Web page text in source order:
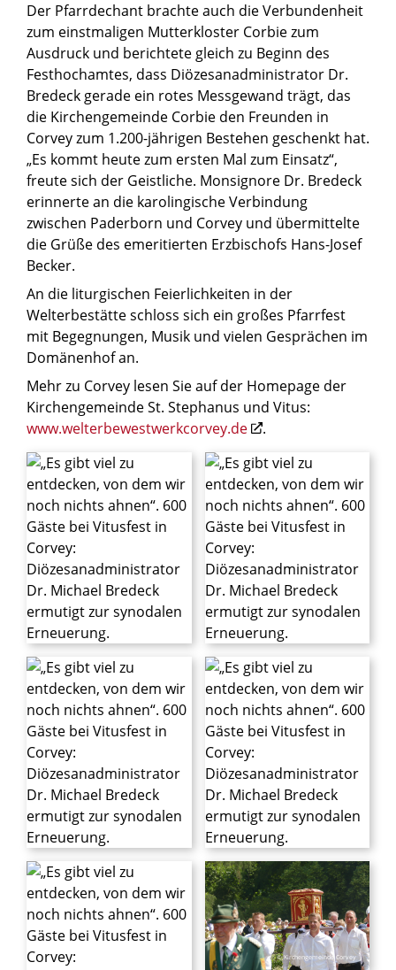
Der Pfarrdechant brachte auch die Verbundenheit
zum einstmaligen Mutterkloster Corbie zum
Ausdruck und berichtete gleich zu Beginn des
Festhochamtes, dass Diözesanadministrator Dr.
Bredeck gerade ein rotes Messgewand trägt, das
die Kirchengemeinde Corbie den Freunden in
Corvey zum 1.200-jährigen Bestehen geschenkt hat.
„Es kommt heute zum ersten Mal zum Einsatz“,
freute sich der Geistliche. Monsignore Dr. Bredeck
erinnerte an die karolingische Verbindung
zwischen Paderborn und Corvey und übermittelte
die Grüße des emeritierten Erzbischofs Hans-Josef
Becker.
An die liturgischen Feierlichkeiten in der
Welterbestätte schloss sich ein großes Pfarrfest
mit Begegnungen, Musik und vielen Gesprächen im
Domänenhof an.
Mehr zu Corvey lesen Sie auf der Homepage der
Kirchengemeinde St. Stephanus und Vitus:
www.welterbewestwerkcorvey.de
.
© Kirchengemeinde Corvey © Kirchengemeinde Corvey
© Kirchengemeinde Corvey © Kirchengemeinde Corvey
© Kirchengemeinde Corvey